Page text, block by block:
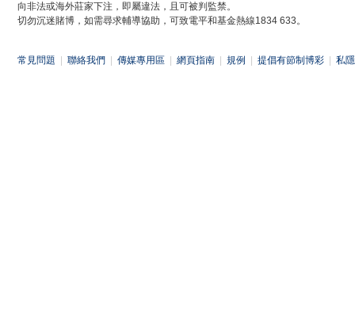
向非法或海外莊家下注，即屬違法，且可被判監禁。
切勿沉迷賭博，如需尋求輔導協助，可致電平和基金熱線1834 633。
常見問題 聯絡我們 傳媒專用區 網頁指南 規例 提倡有節制博彩 私